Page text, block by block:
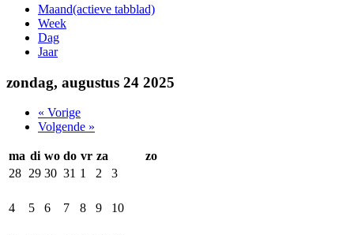
Maand(actieve tabblad)
Week
Dag
Jaar
zondag, augustus 24 2025
« Vorige
Volgende »
ma di wo do vr za
zo
28 29 30 31 1 2 3
4 5 6 7 8 9 10